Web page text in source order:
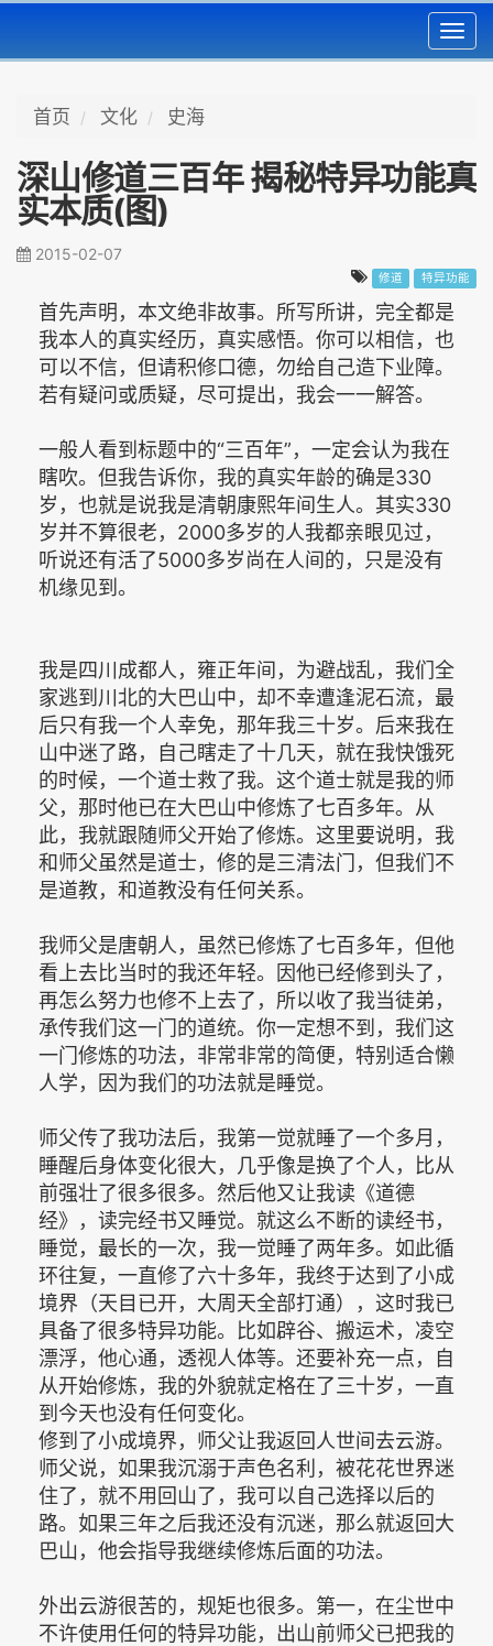
首页 文化 史海
深山修道三百年 揭秘特异功能真
实本质(图)
2015-02-07
修道 特异功能
首先声明，本文绝非故事。所写所讲，完全都是
我本人的真实经历，真实感悟。你可以相信，也
可以不信，但请积修口德，勿给自己造下业障。
若有疑问或质疑，尽可提出，我会一一解答。
一般人看到标题中的“三百年”，一定会认为我在
瞎吹。但我告诉你，我的真实年龄的确是330
岁，也就是说我是清朝康熙年间生人。其实330
岁并不算很老，2000多岁的人我都亲眼见过，
听说还有活了5000多岁尚在人间的，只是没有
机缘见到。
我是四川成都人，雍正年间，为避战乱，我们全
家逃到川北的大巴山中，却不幸遭逢泥石流，最
后只有我一个人幸免，那年我三十岁。后来我在
山中迷了路，自己瞎走了十几天，就在我快饿死
的时候，一个道士救了我。这个道士就是我的师
父，那时他已在大巴山中修炼了七百多年。从
此，我就跟随师父开始了修炼。这里要说明，我
和师父虽然是道士，修的是三清法门，但我们不
是道教，和道教没有任何关系。
我师父是唐朝人，虽然已修炼了七百多年，但他
看上去比当时的我还年轻。因他已经修到头了，
再怎么努力也修不上去了，所以收了我当徒弟，
承传我们这一门的道统。你一定想不到，我们这
一门修炼的功法，非常非常的简便，特别适合懒
人学，因为我们的功法就是睡觉。
师父传了我功法后，我第一觉就睡了一个多月，
睡醒后身体变化很大，几乎像是换了个人，比从
前强壮了很多很多。然后他又让我读《道德
经》，读完经书又睡觉。就这么不断的读经书，
睡觉，最长的一次，我一觉睡了两年多。如此循
环往复，一直修了六十多年，我终于达到了小成
境界（天目已开，大周天全部打通），这时我已
具备了很多特异功能。比如辟谷、搬运术，凌空
漂浮，他心通，透视人体等。还要补充一点，自
从开始修炼，我的外貌就定格在了三十岁，一直
到今天也没有任何变化。
修到了小成境界，师父让我返回人世间去云游。
师父说，如果我沉溺于声色名利，被花花世界迷
住了，就不用回山了，我可以自己选择以后的
路。如果三年之后我还没有沉迷，那么就返回大
巴山，他会指导我继续修炼后面的功法。
外出云游很苦的，规矩也很多。第一，在尘世中
不许使用任何的特异功能，出山前师父已把我的